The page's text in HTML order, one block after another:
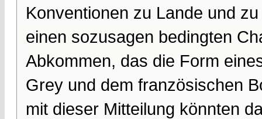
Konventionen zu Lande und
einen sozusagen bedingten
Abkommen, das die Form
Grey und dem französischen
mit dieser Mitteilung könnten